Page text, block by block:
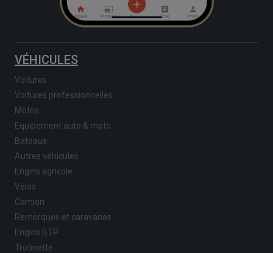
VÉHICULES
Voitures
Voitures professionnelles
Motos
Equipement auto & moto
Bateaux
Autres véhicules
Engins agricole
Vélos
Camion
Remorques et caravanes
Engins BTP
Trotinette